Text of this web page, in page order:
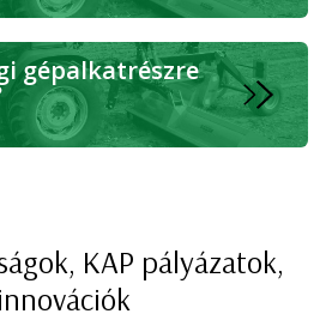
gépalkatrészre
KAP pályázatok,
innovációk